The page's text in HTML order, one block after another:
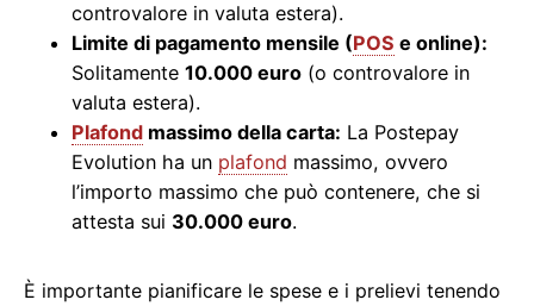
controvalore in valuta estera).
Limite di pagamento mensile (POS e online):
Solitamente 10.000 euro (o controvalore in
valuta estera).
Plafond massimo della carta: La Postepay
Evolution ha un plafond massimo, ovvero
l’importo massimo che può contenere, che si
attesta sui 30.000 euro.
È importante pianificare le spese e i prelievi tenendo